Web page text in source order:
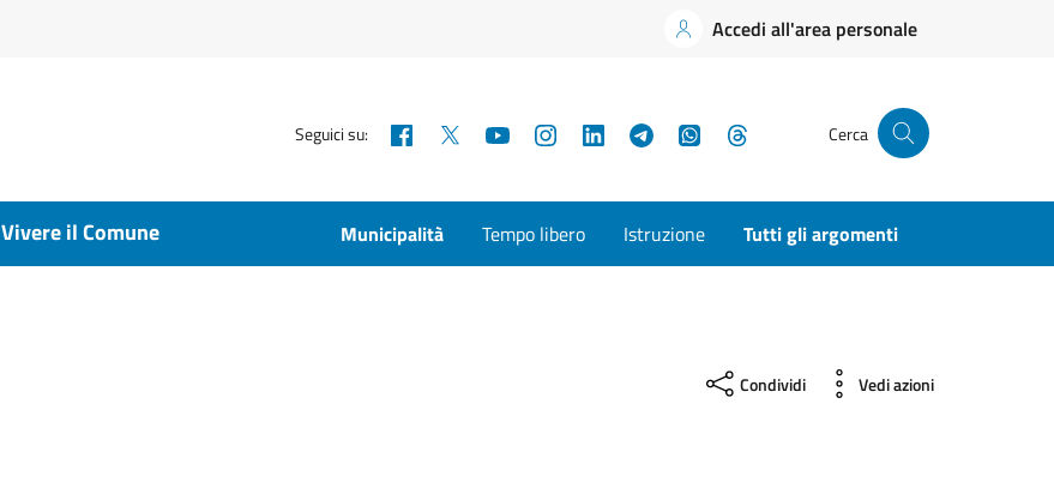
Accedi all'area personale
Seguici su: Facebook YouTubeInstagramLinkedInTelegramWhatsApp Cerca
Vivere il Comune Municipalità Tempo libero Istruzione Tutti gli argomenti
Condividi Vedi azioni